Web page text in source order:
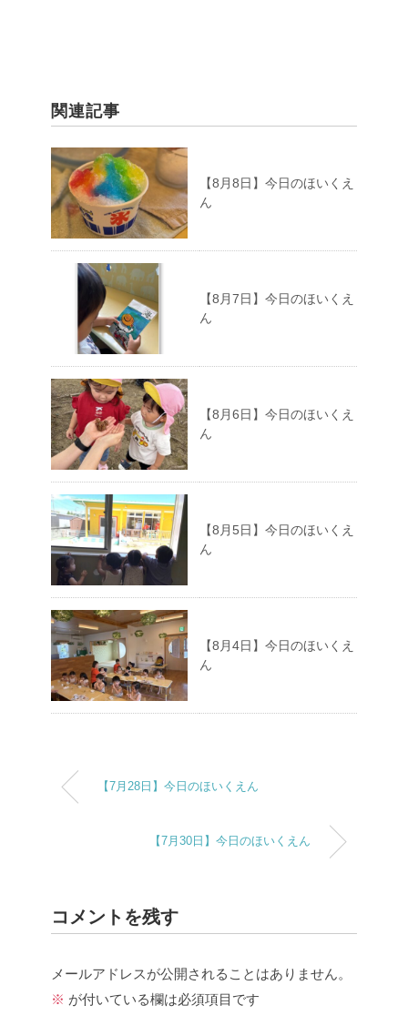
関連記事
【8月8日】今日のほいくえ
ん
【8月7日】今日のほいくえ
ん
【8月6日】今日のほいくえ
ん
【8月5日】今日のほいくえ
ん
【8月4日】今日のほいくえ
ん
【7月28日】今日のほいくえん
【7月30日】今日のほいくえん
コメントを残す
メールアドレスが公開されることはありません。
※ が付いている欄は必須項目です